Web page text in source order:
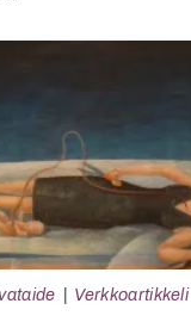
Verkkoartikkeli